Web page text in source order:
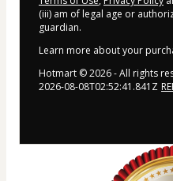
(iii) am of legal age or
guardian.
Learn more about your
Hotmart ©2026- All rights
2026-08-08T02:52:41.841Z